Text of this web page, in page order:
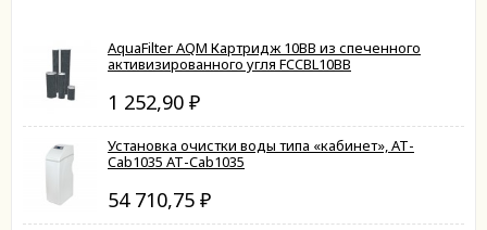
AquaFilter AQM Картридж 10ВВ из спеченного
активизированного угля FCCBL10ВВ
1 252,90 ₽
Установка очистки воды типа «кабинет», АТ-
Cab1035 АТ-Cab1035
54 710,75 ₽